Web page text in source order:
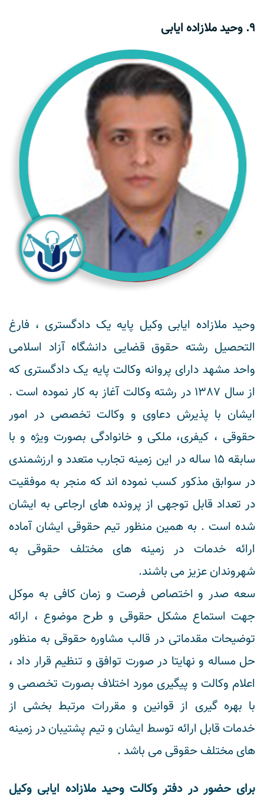
9. وحید ملازاده ایابی
وحید ملازاده ایابی وکیل پایه یک دادگستری ، فارغ
التحصیل رشته حقوق قضایی دانشگاه آزاد اسلامی
واحد مشهد دارای پروانه وکالت پایه یک دادگستری که
از سال 1387 در رشته وکالت آغاز به کار نموده است .
ایشان با پذیرش دعاوی و وکالت تخصصی در امور
حقوقی ، کیفری، ملکی و خانوادگی بصورت ویژه و با
سابقه 15 ساله در این زمینه تجارب متعدد و ارزشمندی
در سوابق مذکور کسب نموده اند که منجر به موفقیت
در تعداد قابل توجهی از پرونده های ارجاعی به ایشان
شده است . به همین منظور تیم حقوقی ایشان آماده
ارائه خدمات در زمینه های مختلف حقوقی به
شهروندان عزیز می باشند.
سعه صدر و اختصاص فرصت و زمان کافی به موکل
جهت استماع مشکل حقوقی و طرح موضوع ، ارائه
توضیحات مقدماتی در قالب مشاوره حقوقی به منظور
حل مساله و نهایتا در صورت توافق و تنظیم قرار داد ،
اعلام وکالت و پیگیری مورد اختلاف بصورت تخصصی و
با بهره گیری از قوانین و مقررات مرتبط بخشی از
خدمات قابل ارائه توسط ایشان و تیم پشتیبان در زمینه
های مختلف حقوقی می باشد .
برای حضور در دفتر وکالت وحید ملازاده ایابی وکیل